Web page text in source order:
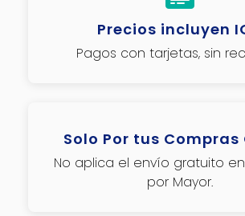
Precios incluyen
Pagos con tarjetas, sin
Solo Por tus Compras
No aplica el envío gratuito
por Mayor.